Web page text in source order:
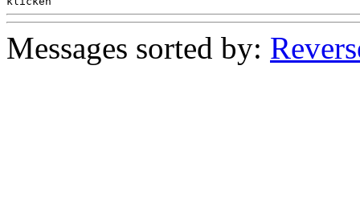
Messages sorted by: